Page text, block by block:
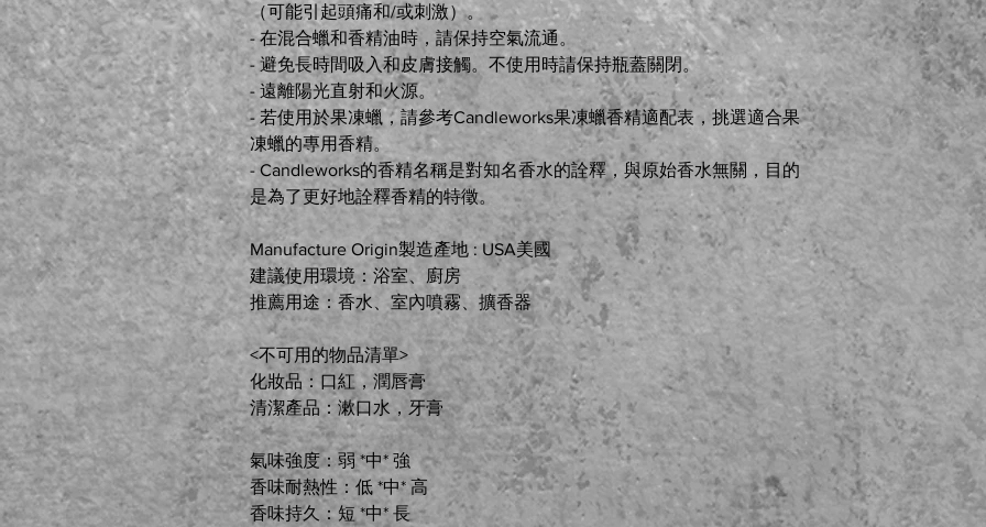
（可能引起頭痛和/或刺激）。
- 在混合蠟和香精油時，請保持空氣流通。
- 避免長時間吸入和皮膚接觸。不使用時請保持瓶蓋關閉。
- 遠離陽光直射和火源。
- 若使用於果凍蠟，請參考Candleworks果凍蠟香精適配表，挑選適合果
凍蠟的專用香精。
- Candleworks的香精名稱是對知名香水的詮釋，與原始香水無關，目的
是為了更好地詮釋香精的特徵。
Manufacture Origin製造產地 : USA美國
建議使用環境：浴室、廚房
推薦用途：香水、室內噴霧、擴香器
<不可用的物品清單>
化妝品：口紅，潤唇膏
清潔產品：漱口水，牙膏
氣味強度：弱 *中* 強
香味耐熱性：低 *中* 高
香味持久：短 *中* 長